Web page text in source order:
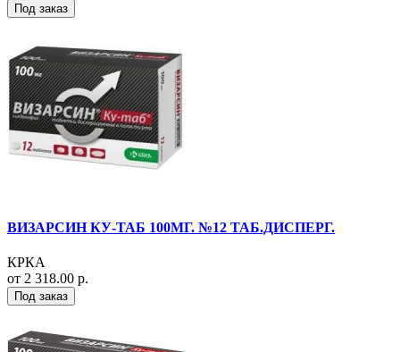
Под заказ
ВИЗАРСИН КУ-ТАБ 100МГ. №12 ТАБ.ДИСПЕРГ.
КРКА
от 2 318.00 р.
Под заказ